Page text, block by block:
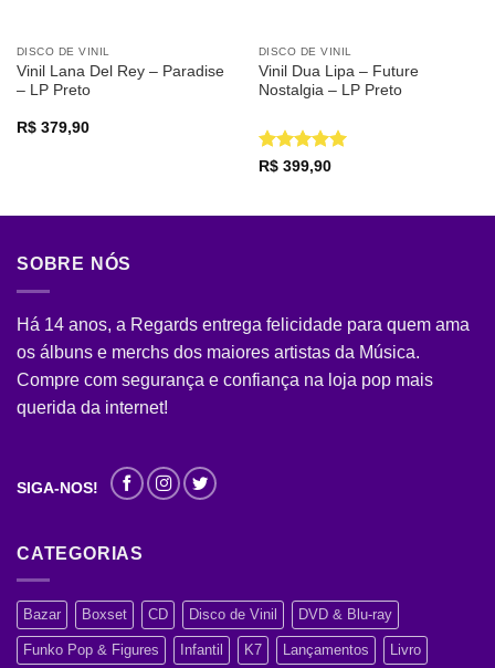
DISCO DE VINIL
Vinil Lana Del Rey – Paradise
– LP Preto
R$379,90
DISCO DE VINIL
Vinil Dua Lipa – Future
Nostalgia – LP Preto
Avaliação
R$399,90
SOBRE NÓS
Há 14 anos, a Regards entrega felicidade para quem ama
os álbuns e merchs dos maiores artistas da Música.
Compre com segurança e confiança na loja pop mais
querida da internet!
SIGA-NOS!
CATEGORIAS
Bazar Boxset CD Disco de Vinil DVD & Blu-ray
Funko Pop & Figures Infantil K7 Lançamentos Livro